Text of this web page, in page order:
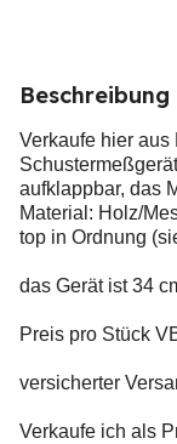
Beschreibung
Verkaufe hier
aufklappbar, das
Material: Holz/
top in Ordnung
das Gerät ist 34
Preis pro Stück
versicherter
Verkaufe ich als